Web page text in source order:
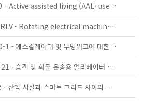
IEC TS 63134:2020 - Active assisted living (AAL) use cases
IEC 60034-5:2020 RLV - Rotating electrical machines - Part 5: Degrees of protection provided by the integral design of rotating electrical machines (IP code) - Classification
KS B ISO/TS 25740-1 - 에스컬레이터 및 무빙워크에 대한 안전요건 — 제1부: 세계공통 필수 안전요건(GESRs)
KS B ISO/TS 8100-21 - 승객 및 화물 운송용 엘리베이터 —제21부: 세계공통 필수안전요건(GESRs)을 충족하는 세계공통 안전 파라미터(GSPs)
KS C IEC TS 62872 - 산업 시설과 스마트 그리드 사이의 산업 공정 측정, 제어 및 자동화 시스템 인터페이스